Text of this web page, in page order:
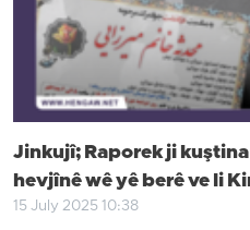
Jinkujî; Raporek ji
hevjînê wê yê berê ve li
15 July 2025 10:38